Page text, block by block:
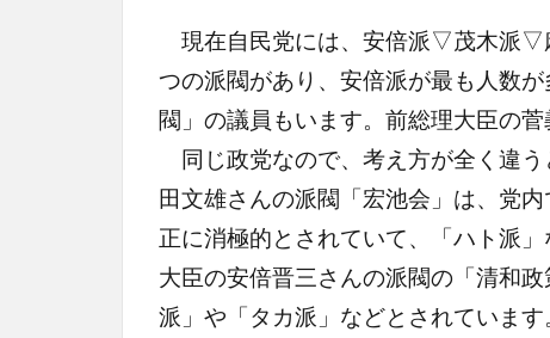
現在自民党には、安倍派▽茂木
つの派閥があり、安倍派が最も人数
閥」の議員もいます。前総理大臣の菅
同じ政党なので、考え方が全く違
田文雄さんの派閥「宏池会」は、党
正に消極的とされていて、「ハト派
大臣の安倍晋三さんの派閥の「清和
派」や「タカ派」などとされています